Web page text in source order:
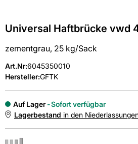
Universal Haftbrücke vwd
zementgrau, 25 kg/Sack
Art.Nr:6045350010
Hersteller:GFTK
Auf Lager
Sofort verfügbar
Lagerbestand in den